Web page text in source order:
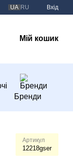
UA RU Вхід
Мій кошик
Бренди
Артикул
12218gser